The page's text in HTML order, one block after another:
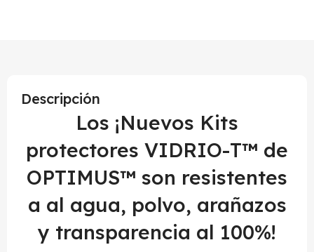
Descripción
Los ¡Nuevos Kits
protectores VIDRIO-T™ de
OPTIMUS™ son resistentes
a al agua, polvo, arañazos
y transparencia al 100%!